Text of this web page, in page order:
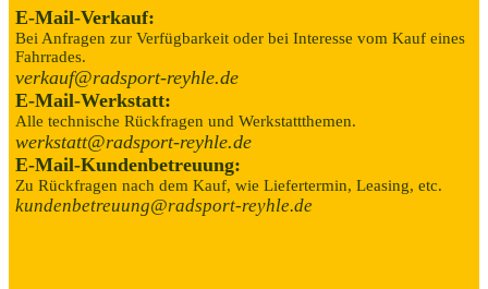
E-Mail-Verkauf:
Bei Anfragen zur Verfügbarkeit oder bei Interesse vom Kauf eines
Fahrrades.
verkauf@radsport-reyhle.de
E-Mail-Werkstatt:
Alle technische Rückfragen und Werkstattthemen.
werkstatt@radsport-reyhle.de
E-Mail-Kundenbetreuung:
Zu Rückfragen nach dem Kauf, wie Liefertermin, Leasing, etc.
kundenbetreuung@radsport-reyhle.de